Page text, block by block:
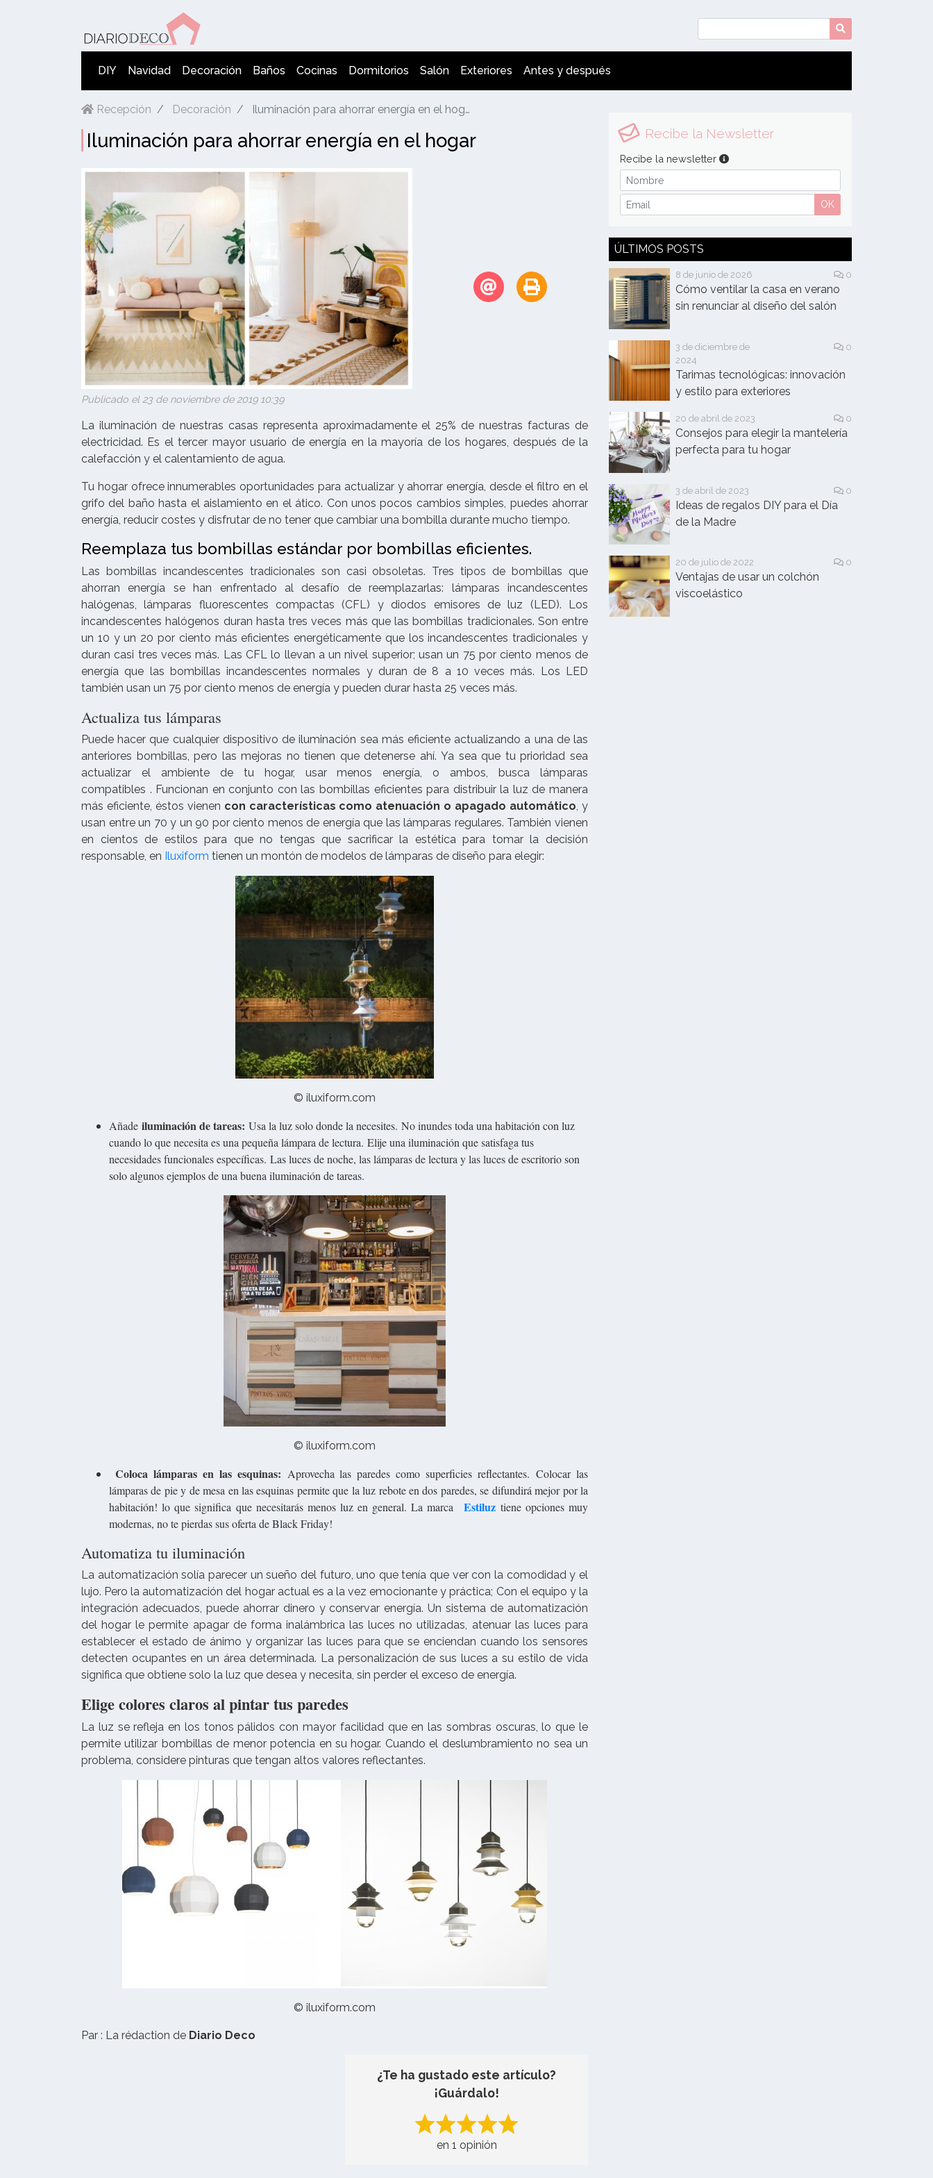
DIY Navidad Decoración Baños Cocinas Dormitorios Salón Exteriores Antes y después
Recepción Decoración Iluminación para ahorrar energía en el hogar
Iluminación para ahorrar energía en el hogar
Publicado el 23 de noviembre de 2019 10:39
La iluminación de nuestras casas representa aproximadamente el 25% de nuestras facturas de
electricidad. Es el tercer mayor usuario de energía en la mayoría de los hogares, después de la
calefacción y el calentamiento de agua.
Tu hogar ofrece innumerables oportunidades para actualizar y ahorrar energía, desde el filtro en el
grifo del baño hasta el aislamiento en el ático. Con unos pocos cambios simples, puedes ahorrar
energía, reducir costes y disfrutar de no tener que cambiar una bombilla durante mucho tiempo.
Reemplaza tus bombillas estándar por bombillas eficientes.
Las bombillas incandescentes tradicionales son casi obsoletas. Tres tipos de bombillas que
ahorran energía se han enfrentado al desafío de reemplazarlas: lámparas incandescentes
halógenas, lámparas fluorescentes compactas (CFL) y diodos emisores de luz (LED). Los
incandescentes halógenos duran hasta tres veces más que las bombillas tradicionales. Son entre
un 10 y un 20 por ciento más eficientes energéticamente que los incandescentes tradicionales y
duran casi tres veces más. Las CFL lo llevan a un nivel superior; usan un 75 por ciento menos de
energía que las bombillas incandescentes normales y duran de 8 a 10 veces más. Los LED
también usan un 75 por ciento menos de energía y pueden durar hasta 25 veces más.
Actualiza tus lámparas
Puede hacer que cualquier dispositivo de iluminación sea más eficiente actualizando a una de las
anteriores bombillas, pero las mejoras no tienen que detenerse ahí. Ya sea que tu prioridad sea
actualizar el ambiente de tu hogar, usar menos energía, o ambos, busca lámparas
compatibles . Funcionan en conjunto con las bombillas eficientes para distribuir la luz de manera
más eficiente, éstos vienen con características como atenuación o apagado automático , y
usan entre un 70 y un 90 por ciento menos de energía que las lámparas regulares. También vienen
en cientos de estilos para que no tengas que sacrificar la estética para tomar la decisión
responsable, en Iluxiform tienen un montón de modelos de lámparas de diseño para elegir:
© iluxiform.com
Añade iluminación de tareas: Usa la luz solo donde la necesites. No inundes toda una habitación con luz
cuando lo que necesita es una pequeña lámpara de lectura. Elije una iluminación que satisfaga tus
necesidades funcionales específicas. Las luces de noche, las lámparas de lectura y las luces de escritorio son
solo algunos ejemplos de una buena iluminación de tareas.
© iluxiform.com
Coloca lámparas en las esquinas: Aprovecha las paredes como superficies reflectantes. Colocar las
lámparas de pie y de mesa en las esquinas permite que la luz rebote en dos paredes, se difundirá mejor por la
habitación! lo que significa que necesitarás menos luz en general. La marca Estiluz tiene opciones muy
modernas, no te pierdas sus oferta de Black Friday!
Automatiza tu iluminación
La automatización solía parecer un sueño del futuro, uno que tenía que ver con la comodidad y el
lujo. Pero la automatización del hogar actual es a la vez emocionante y práctica; Con el equipo y la
integración adecuados, puede ahorrar dinero y conservar energía. Un sistema de automatización
del hogar le permite apagar de forma inalámbrica las luces no utilizadas, atenuar las luces para
establecer el estado de ánimo y organizar las luces para que se enciendan cuando los sensores
detecten ocupantes en un área determinada. La personalización de sus luces a su estilo de vida
significa que obtiene solo la luz que desea y necesita, sin perder el exceso de energía.
Elige colores claros al pintar tus paredes
La luz se refleja en los tonos pálidos con mayor facilidad que en las sombras oscuras, lo que le
permite utilizar bombillas de menor potencia en su hogar. Cuando el deslumbramiento no sea un
problema, considere pinturas que tengan altos valores reflectantes.
© iluxiform.com
Par : La rédaction de Diario Deco
¿Te ha gustado este artículo?
¡Guárdalo!
en 1 opinión
Recibe la Newsletter
Recibe la newsletter
OK
ÚLTIMOS POSTS
8 de junio de 2026 0
Cómo ventilar la casa en verano
sin renunciar al diseño del salón
3 de diciembre de
2024
0
Tarimas tecnológicas: innovación
y estilo para exteriores
20 de abril de 2023 0
Consejos para elegir la mantelería
perfecta para tu hogar
3 de abril de 2023 0
Ideas de regalos DIY para el Día
de la Madre
20 de julio de 2022 0
Ventajas de usar un colchón
viscoelástico